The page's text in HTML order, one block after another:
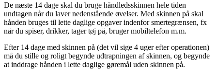
De næste 14 dage skal du bruge håndledsskinnen hele tiden –
undtagen når du laver nedenstående øvelser. Med skinnen på skal
hånden bruges til lette daglige opgaver indenfor smertegrænsen, fx
når du spiser, drikker, tager tøj på, bruger mobiltelefon m.m.
Efter 14 dage med skinnen på (det vil sige 4 uger efter operationen)
må du stille og roligt begynde udtrapningen af skinnen, og begynde
at inddrage hånden i lette daglige gøremål uden skinnen på.